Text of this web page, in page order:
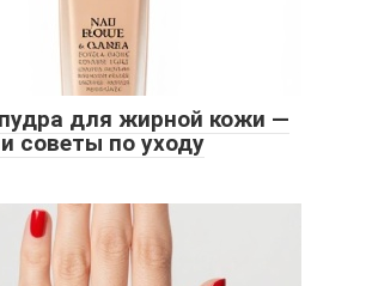
для жирной кожи —
советы по уходу